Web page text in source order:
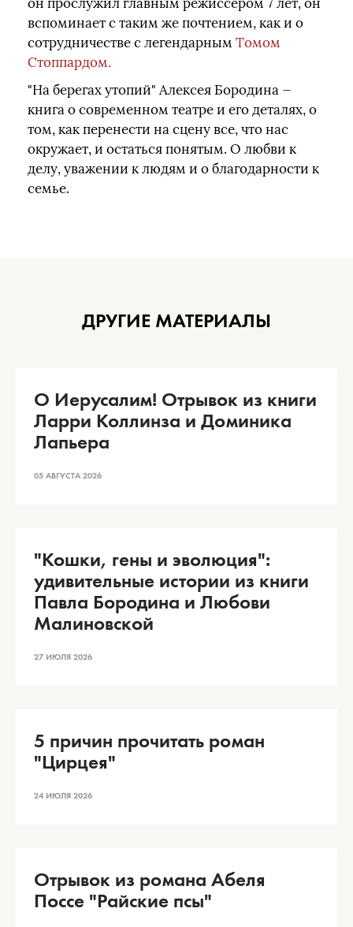
он прослужил главным режиссером 7 лет, он
вспоминает с таким же почтением, как и о
сотрудничестве с легендарным Томом
Стоппардом.
"На берегах утопий" Алексея Бородина —
книга о современном театре и его деталях, о
том, как перенести на сцену все, что нас
окружает, и остаться понятым. О любви к
делу, уважении к людям и о благодарности к
семье.
ДРУГИЕ МАТЕРИАЛЫ
О Иерусалим! Отрывок из книги
Ларри Коллинза и Доминика
Лапьера
05 АВГУСТА 2026
"Кошки, гены и эволюция":
удивительные истории из книги
Павла Бородина и Любови
Малиновской
27 ИЮЛЯ 2026
5 причин прочитать роман
"Цирцея"
24 ИЮЛЯ 2026
Отрывок из романа Абеля
Поссе "Райские псы"